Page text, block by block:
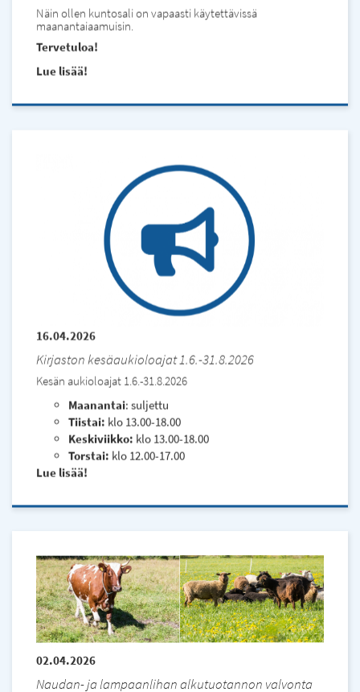
Näin ollen kuntosali on vapaasti käytettävissä
maanantaiaamuisin.
Tervetuloa!
Lue lisää
16.04.2026
Kirjaston kesäaukioloajat 1.6.-31.8.2026
Kesän aukioloajat 1.6.-31.8.2026
Maanantai: suljettu
Tiistai: klo 13.00-18.00
Keskiviikko: klo 13.00-18.00
Torstai: klo 12.00-17.00
Lue lisää
02.04.2026
Naudan- ja lampaanlihan alkutuotannon valvonta